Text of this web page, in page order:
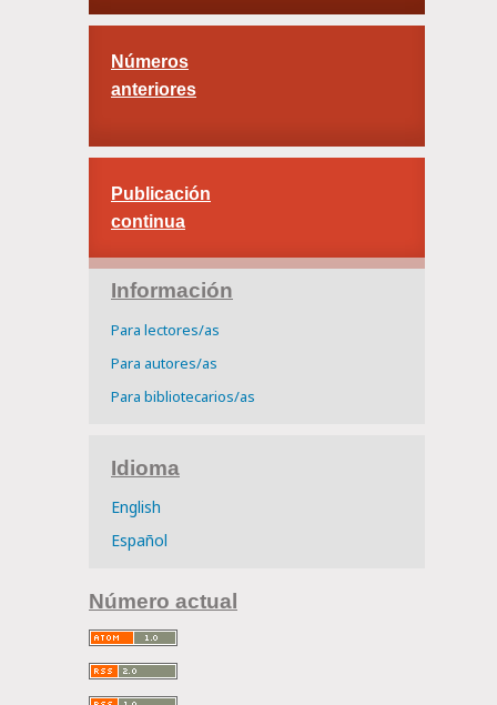
Números
anteriores
Publicación
continua
Información
Para lectores/as
Para autores/as
Para bibliotecarios/as
Idioma
English
Español
Número actual